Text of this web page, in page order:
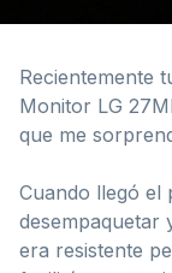
Recientemente
Monitor LG
que me
Cuando llegó el
desempaquetar
era resistente